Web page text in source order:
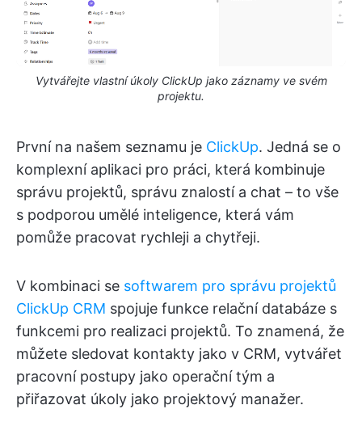
Vytvářejte vlastní úkoly ClickUp jako záznamy ve svém
projektu.
První na našem seznamu je ClickUp. Jedná se o
komplexní aplikaci pro práci, která kombinuje
správu projektů, správu znalostí a chat – to vše
s podporou umělé inteligence, která vám
pomůže pracovat rychleji a chytřeji.
V kombinaci se softwarem pro správu projektů
ClickUp CRM spojuje funkce relační databáze s
funkcemi pro realizaci projektů. To znamená, že
můžete sledovat kontakty jako v CRM, vytvářet
pracovní postupy jako operační tým a
přiřazovat úkoly jako projektový manažer.